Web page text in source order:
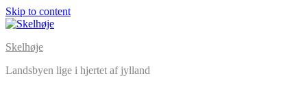
Skip to content
Skelhøje
Landsbyen lige i hjertet af jylland